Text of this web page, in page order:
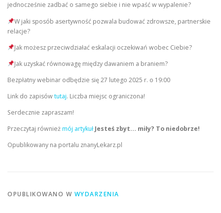
jednocześnie zadbać o samego siebie i nie wpaść w wypalenie?
W jaki sposób asertywność pozwala budować zdrowsze, partnerskie
relacje?
Jak możesz przeciwdziałać eskalacji oczekiwań wobec Ciebie?
Jak uzyskać równowagę między dawaniem a braniem?
Bezpłatny webinar odbędzie się 27 lutego 2025 r. o 19:00
Link do zapisówtutaj. Liczba miejsc ograniczona!
Serdecznie zapraszam!
Przeczytaj równieżmój artykuł Jesteś zbyt… miły? To niedobrze!
Opublikowany na portalu znanyLekarz.pl
OPUBLIKOWANO W WYDARZENIA